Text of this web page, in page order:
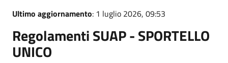
Ultimo aggiornamento: 1 luglio 2026, 09:53
Regolamenti SUAP - SPORTELLO
UNICO